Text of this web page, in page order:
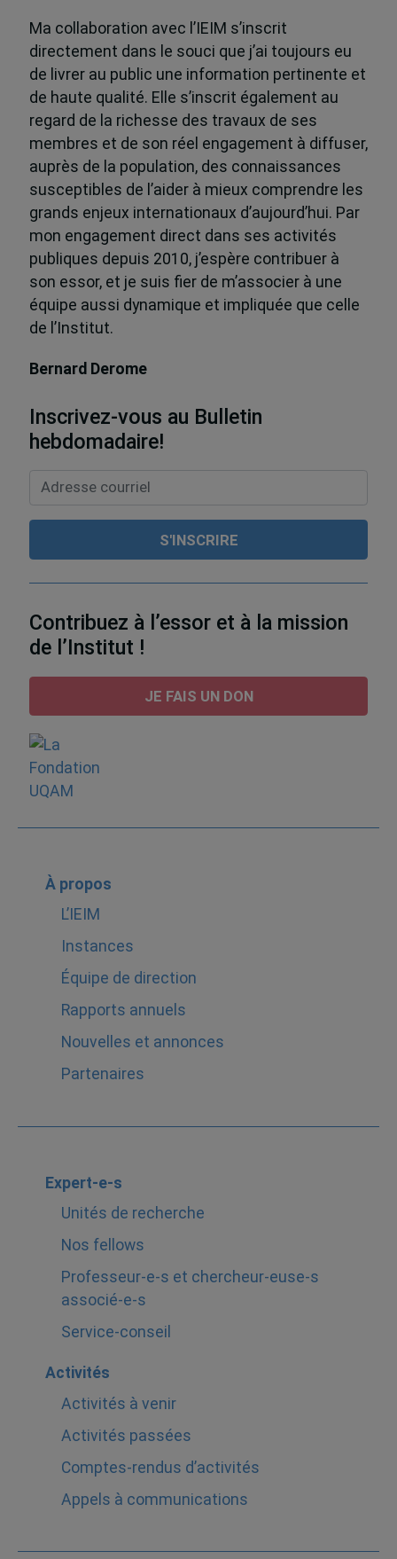
Ma collaboration avec l’IEIM s’inscrit
directement dans le souci que j’ai toujours eu
de livrer au public une information pertinente et
de haute qualité. Elle s’inscrit également au
regard de la richesse des travaux de ses
membres et de son réel engagement à diffuser,
auprès de la population, des connaissances
susceptibles de l’aider à mieux comprendre les
grands enjeux internationaux d’aujourd’hui. Par
mon engagement direct dans ses activités
publiques depuis 2010, j’espère contribuer à
son essor, et je suis fier de m’associer à une
équipe aussi dynamique et impliquée que celle
de l’Institut.
Bernard Derome
Inscrivez-vous au Bulletin
hebdomadaire!
Contribuez à l’essor et à la mission
de l’Institut !
JE FAIS UN DON
À propos
L’IEIM
Instances
Équipe de direction
Rapports annuels
Nouvelles et annonces
Partenaires
Expert-e-s
Unités de recherche
Nos fellows
Professeur-e-s et chercheur-euse-s
associé-e-s
Service-conseil
Activités
Activités à venir
Activités passées
Comptes-rendus d’activités
Appels à communications